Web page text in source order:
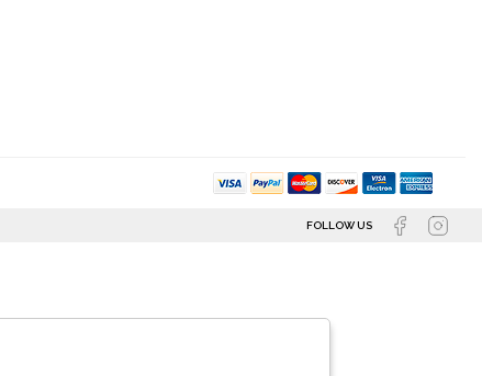
FOLLOW US